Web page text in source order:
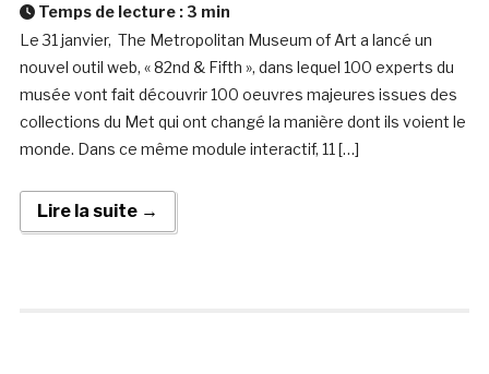
Temps de lecture : 3 min
Le 31 janvier, The Metropolitan Museum of Art a lancé un
nouvel outil web, « 82nd & Fifth », dans lequel 100 experts du
musée vont fait découvrir 100 oeuvres majeures issues des
collections du Met qui ont changé la manière dont ils voient le
monde. Dans ce même module interactif, 11 […]
Lire la suite →